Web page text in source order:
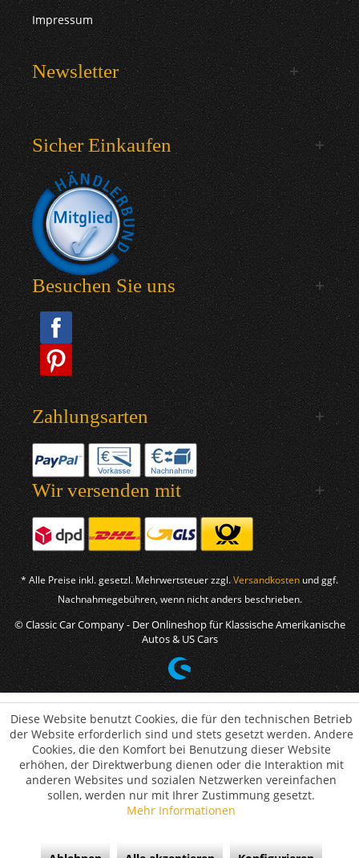
Impressum
Newsletter
Sicher Einkaufen
Besuchen Sie uns
Zahlungsarten
Wir versenden mit
* Alle Preise inkl. gesetzl. Mehrwertsteuer zzgl.Versandkosten und ggf.
Nachnahmegebühren, wenn nicht anders beschrieben.
© Classic Car Company - Der Onlineshop für Klassische Amerikanische
Autos & US Cars
Diese Website benutzt Cookies, die für den technischen Betrieb
der Website erforderlich sind und stets gesetzt werden. Andere
Cookies, die den Komfort bei Benutzung dieser Website
erhöhen, der Direktwerbung dienen oder die Interaktion mit
anderen Websites und sozialen Netzwerken vereinfachen
sollen, werden nur mit Ihrer Zustimmung gesetzt.
Mehr Informationen